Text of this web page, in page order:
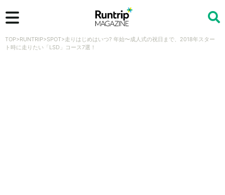
検索
TOP>RUNTRIP>SPOT>走りはじめはいつ? 年始〜成人式の祝日まで、2018年スター
ト時に走りたい「LSD」コース7選！